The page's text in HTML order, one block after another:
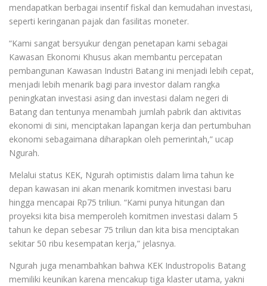
mendapatkan berbagai insentif fiskal dan kemudahan investasi,
seperti keringanan pajak dan fasilitas moneter.
“Kami sangat bersyukur dengan penetapan kami sebagai
Kawasan Ekonomi Khusus akan membantu percepatan
pembangunan Kawasan Industri Batang ini menjadi lebih cepat,
menjadi lebih menarik bagi para investor dalam rangka
peningkatan investasi asing dan investasi dalam negeri di
Batang dan tentunya menambah jumlah pabrik dan aktivitas
ekonomi di sini, menciptakan lapangan kerja dan pertumbuhan
ekonomi sebagaimana diharapkan oleh pemerintah,” ucap
Ngurah.
Melalui status KEK, Ngurah optimistis dalam lima tahun ke
depan kawasan ini akan menarik komitmen investasi baru
hingga mencapai Rp75 triliun. “Kami punya hitungan dan
proyeksi kita bisa memperoleh komitmen investasi dalam 5
tahun ke depan sebesar 75 triliun dan kita bisa menciptakan
sekitar 50 ribu kesempatan kerja,” jelasnya.
Ngurah juga menambahkan bahwa KEK Industropolis Batang
memiliki keunikan karena mencakup tiga klaster utama, yakni